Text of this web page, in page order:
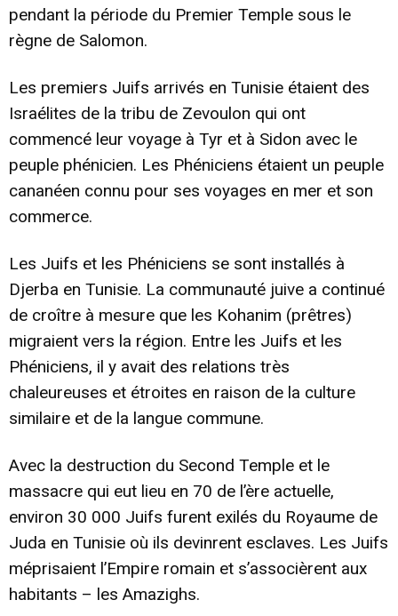
pendant la période du Premier Temple sous le
règne de Salomon.
Les premiers Juifs arrivés en Tunisie étaient des
Israélites de la tribu de Zevoulon qui ont
commencé leur voyage à Tyr et à Sidon avec le
peuple phénicien. Les Phéniciens étaient un peuple
cananéen connu pour ses voyages en mer et son
commerce.
Les Juifs et les Phéniciens se sont installés à
Djerba en Tunisie. La communauté juive a continué
de croître à mesure que les Kohanim (prêtres)
migraient vers la région. Entre les Juifs et les
Phéniciens, il y avait des relations très
chaleureuses et étroites en raison de la culture
similaire et de la langue commune.
Avec la destruction du Second Temple et le
massacre qui eut lieu en 70 de l’ère actuelle,
environ 30 000 Juifs furent exilés du Royaume de
Juda en Tunisie où ils devinrent esclaves. Les Juifs
méprisaient l’Empire romain et s’associèrent aux
habitants – les Amazighs.